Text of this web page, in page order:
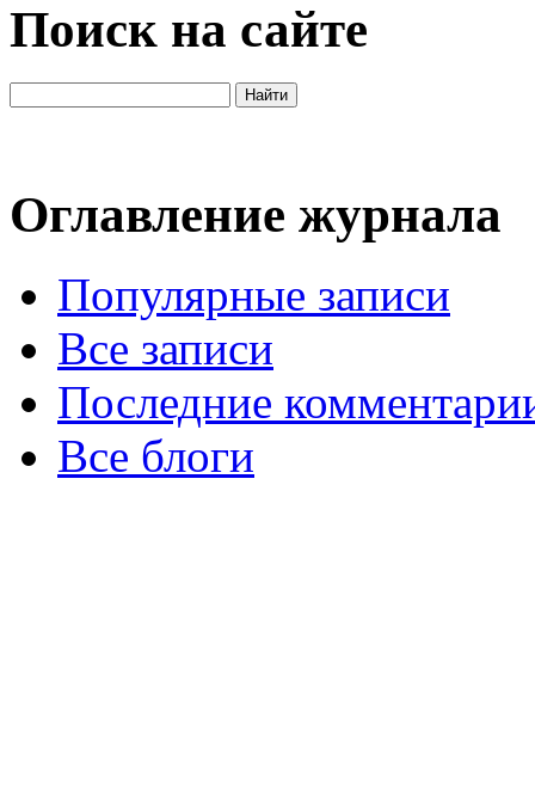
Поиск на сайте
Оглавление журнала
Популярные записи
Все записи
Последние
Все блоги